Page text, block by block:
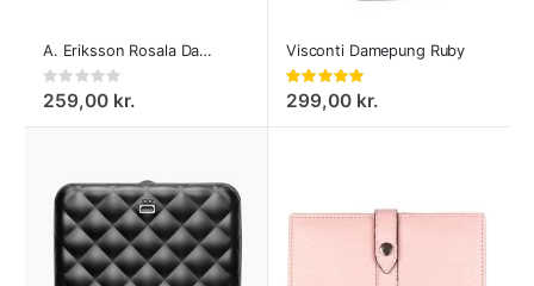
A. Eriksson Rosala Damepung
Rating:
0%
259,00 kr.
Visconti Damepung Ruby
Bedømmelse:
100%
299,00 kr.